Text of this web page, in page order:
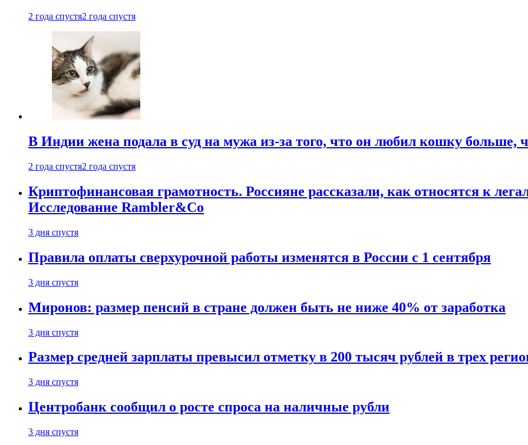
2 года спустя2 года спустя
В Индии жена подала в суд на мужа из-за того, что он любил кошку больше,
2 года спустя2 года спустя
Криптофинансовая грамотность. Россияне рассказали, как относятся к
Исследование Rambler&Co
3 дня спустя
Правила оплаты сверхурочной работы изменятся в России с 1 сентября
3 дня спустя
Миронов: размер пенсий в стране должен быть не ниже 40% от заработка
3 дня спустя
Размер средней зарплаты превысил отметку в 200 тысяч рублей в трех
3 дня спустя
Центробанк сообщил о росте спроса на наличные рубли
3 дня спустя